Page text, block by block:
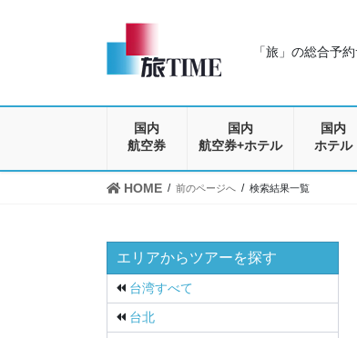
に
ョ
「旅」の総合予
国内
航空券
国内
航空券+ホテル
国内
ホテル
HOME 前のページへ 検索結果一覧
エリアからツアーを探す
台湾すべて
台北